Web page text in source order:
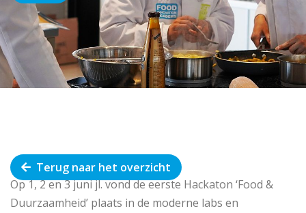
Terug naar het overzicht
Op 1, 2 en 3 juni jl. vond de eerste Hackaton ‘Food &
Duurzaamheid’ plaats in de moderne labs en